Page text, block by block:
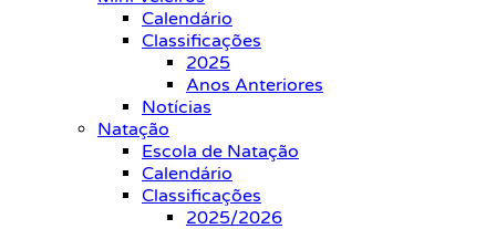
Calendário
Classificações
2025
Anos Anteriores
Notícias
Natação
Escola de Natação
Calendário
Classificações
2025/2026